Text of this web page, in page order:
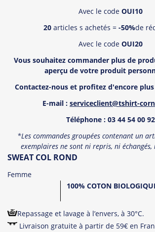
Avec le code OUI10
20 articles s achetés = -50%de
Avec le code OUI20
Vous souhaitez commander plus de
aperçu de votre produit
Contactez-nous et profitez d'encore
E-mail : serviceclient@tshirt-
Téléphone : 03 44 54 00 92
*Les commandes groupées contenant un
exemplaires ne sont ni repris, ni
SWEAT COL ROND
Femme
100% COTON
Repassage et lavage à l’envers, à 30°C.
Livraison gratuite à partir de 59€ en